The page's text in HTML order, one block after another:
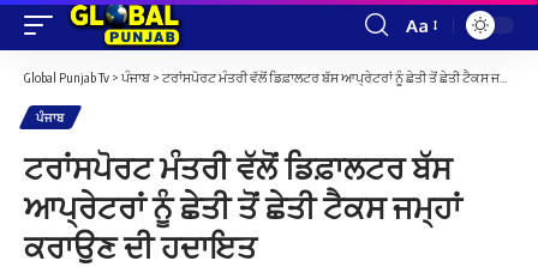
Font
Resizer
Aa
Global Punjab Tv > ਪੰਜਾਬ > ਟਰਾਂਸਪੋਰਟ ਮੰਤਰੀ ਵੱਲੋਂ ਡਿਫ਼ਾਲਟਰ ਬੱਸ ਆਪ੍ਰੇਟਰਾਂ ਨੂੰ ਛੇਤੀ ਤੋਂ ਛੇਤੀ ਟੈਕਸ ਜਮ੍ਹਾਂ ਕਰਾਉਣ ਦੀ ਹਦਾਇਤ
ਪੰਜਾਬ
ਟਰਾਂਸਪੋਰਟ ਮੰਤਰੀ ਵੱਲੋਂ ਡਿਫ਼ਾਲਟਰ ਬੱਸ
ਆਪ੍ਰੇਟਰਾਂ ਨੂੰ ਛੇਤੀ ਤੋਂ ਛੇਤੀ ਟੈਕਸ ਜਮ੍ਹਾਂ
ਕਰਾਉਣ ਦੀ ਹਦਾਇਤ